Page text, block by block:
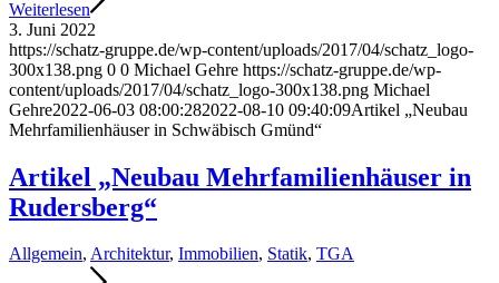
Weiterlesen
3. Juni 2022
https://schatz-gruppe.de/wp-content/uploads/2017/04/schatz_logo-
300x138.png 0 0 Michael Gehre https://schatz-gruppe.de/wp-
content/uploads/2017/04/schatz_logo-300x138.png Michael
Gehre2022-06-03 08:00:282022-08-10 09:40:09Artikel „Neubau
Mehrfamilienhäuser in Schwäbisch Gmünd“
Artikel „Neubau Mehrfamilienhäuser in
Rudersberg“
Allgemein, Architektur, Immobilien, Statik, TGA